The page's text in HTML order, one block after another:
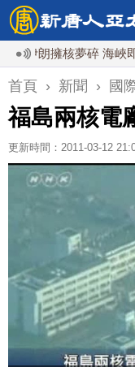
擁核夢碎 海峽即將恢
首頁 › 新聞 › 國
福島兩核電
更新時間：2011-03-12